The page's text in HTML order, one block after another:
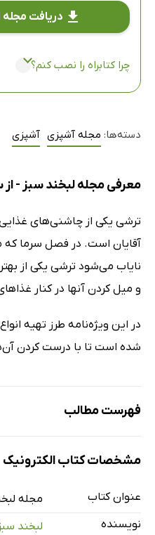
دریافت مجله
چرا کتابراه را نصب کنم؟
دسته‌ها: مجله آشپزی آشپزی
معرفی مجله لبخند سبز - از
ترشی یکی از چاشنی‌های غذایی
آقایان است. در فصل سرما که
نایاب می‌شود ترشی یکی از
و میل کردن آنها در کنار
در این ویژه‌نامه طرز تهیه
شده است تا با درست کردن
فهرست مطالب
مشخصات کتاب الکترونیک
عنوان کتاب
مجله
نویسنده
لبخند سبز